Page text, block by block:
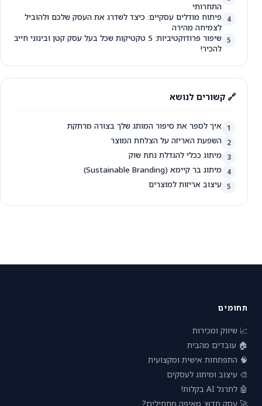
התחרותי
4
פיתוח מודלים עסקיים: כיצד לשדרג את העסק שלכם ולהוביל
לצמיחה מהירה
5
שיפור פרודוקטיביות: 5 טקטיקות שכל בעל עסק קטן ובינוני חייב
להכיר!
🔗 קשורים לנושא
1 איך לספר את סיפור המותג שלך בצורה מרתקת
2 השפעת האריזה על הצלחת המוצר
3 מיתוג ככלי להגדלת נתח שוק
4 מיתוג בר קיימא (Sustainable Branding)
5 עיצוב אריזות למוצרים
תחומים
📈 שיווק ומכירות
🏠 עובדים מהבית
🧠 התפתחות אישית ומקצועית
🎨 עיצוב ומיתוג לעסקים
🤖 לתרגל AI בקלות!
🚀 עסק חדש: מאיפה מתחילים?